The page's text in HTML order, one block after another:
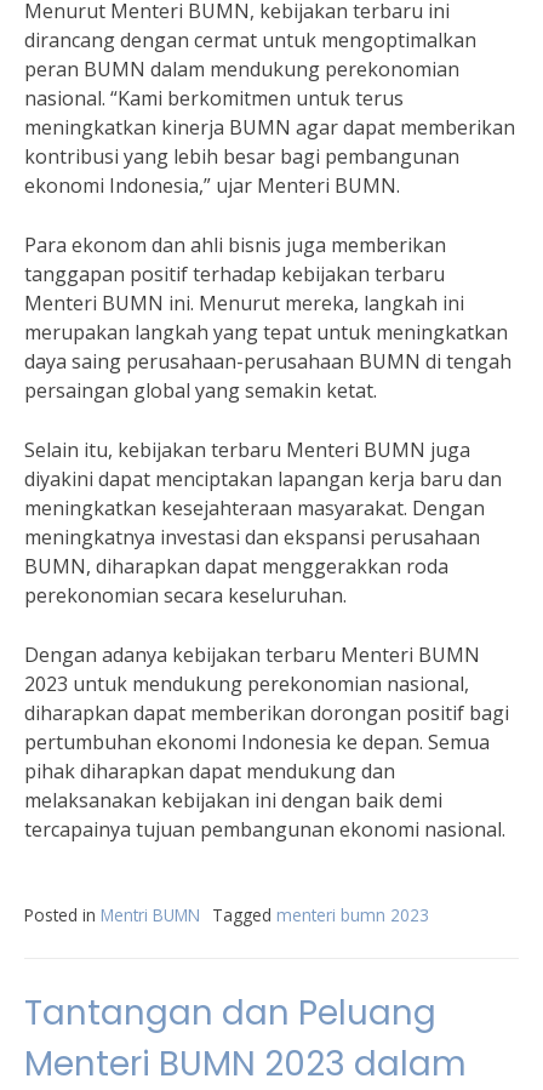
Menurut Menteri BUMN, kebijakan terbaru ini
dirancang dengan cermat untuk mengoptimalkan
peran BUMN dalam mendukung perekonomian
nasional. “Kami berkomitmen untuk terus
meningkatkan kinerja BUMN agar dapat memberikan
kontribusi yang lebih besar bagi pembangunan
ekonomi Indonesia,” ujar Menteri BUMN.
Para ekonom dan ahli bisnis juga memberikan
tanggapan positif terhadap kebijakan terbaru
Menteri BUMN ini. Menurut mereka, langkah ini
merupakan langkah yang tepat untuk meningkatkan
daya saing perusahaan-perusahaan BUMN di tengah
persaingan global yang semakin ketat.
Selain itu, kebijakan terbaru Menteri BUMN juga
diyakini dapat menciptakan lapangan kerja baru dan
meningkatkan kesejahteraan masyarakat. Dengan
meningkatnya investasi dan ekspansi perusahaan
BUMN, diharapkan dapat menggerakkan roda
perekonomian secara keseluruhan.
Dengan adanya kebijakan terbaru Menteri BUMN
2023 untuk mendukung perekonomian nasional,
diharapkan dapat memberikan dorongan positif bagi
pertumbuhan ekonomi Indonesia ke depan. Semua
pihak diharapkan dapat mendukung dan
melaksanakan kebijakan ini dengan baik demi
tercapainya tujuan pembangunan ekonomi nasional.
Posted in Mentri BUMN Tagged menteri bumn 2023
Tantangan dan Peluang
Menteri BUMN 2023 dalam